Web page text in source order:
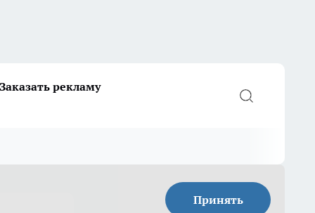
Заказать рекламу
Принять